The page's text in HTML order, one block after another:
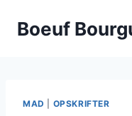
Boeuf
MAD OPSKRIFTER